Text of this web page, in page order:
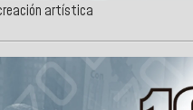
artística